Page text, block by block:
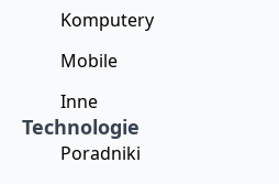
Komputery
Mobile
Inne
Technologie
Poradniki